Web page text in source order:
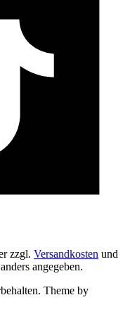
zzgl. Versandkosten und
angegeben.
Theme by